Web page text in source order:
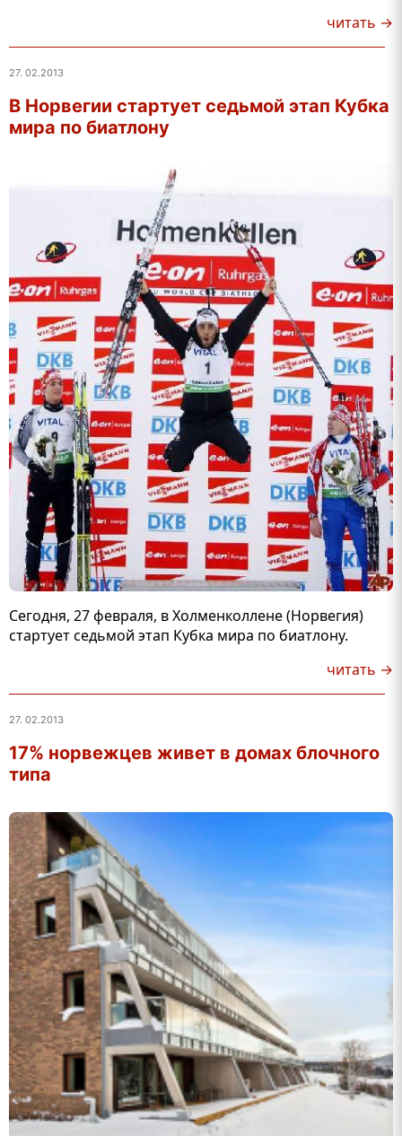
читать →
27. 02.2013
В Норвегии стартует седьмой этап Кубка
мира по биатлону
Сегодня, 27 февраля, в Холменколлене (Норвегия)
стартует седьмой этап Кубка мира по биатлону.
читать →
27. 02.2013
17% норвежцев живет в домах блочного
типа